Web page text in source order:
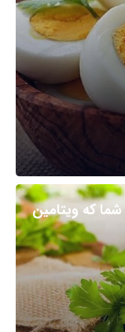
شما که ویتامین